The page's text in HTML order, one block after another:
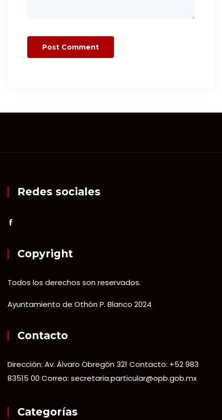
Redes sociales
Copyright
Todos los derechos son reservados.
Ayuntamiento de Othón P. Blanco 2024
Contacto
Dirección: Av. Álvaro Obregón 321 Contacto: +52 983
83515 00 Correo: secretaria.particular@opb.gob.mx
Categorías